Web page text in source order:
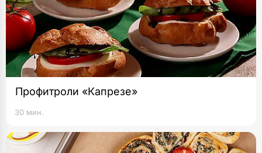
Профитроли «Капрезе»
30 мин.